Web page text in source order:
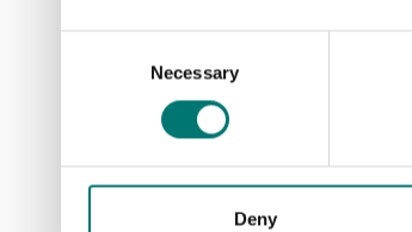
Necessary
Deny